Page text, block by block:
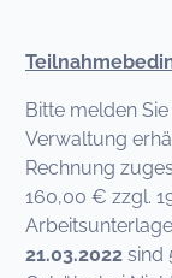
Bitte melden
Verwaltung
Rechnung
160,00 € zzgl.
21.03.2022 sind